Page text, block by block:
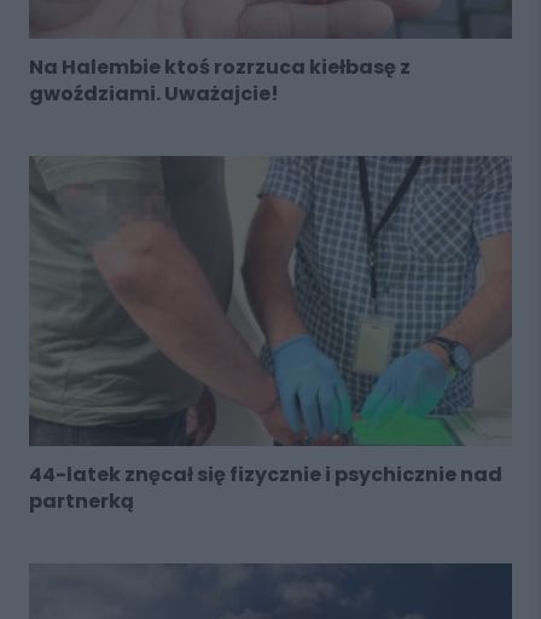
Na Halembie ktoś rozrzuca kiełbasę z
gwoździami. Uważajcie!
44-latek znęcał się fizycznie i psychicznie nad
partnerką